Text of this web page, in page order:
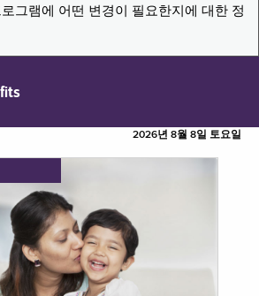
그램에 어떤 변경이 필요한지에 대한 정
2026년 8월 8일 토요일